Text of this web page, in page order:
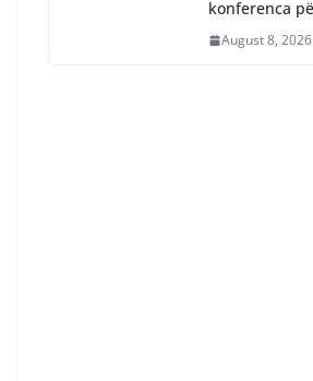
August 8, 2026